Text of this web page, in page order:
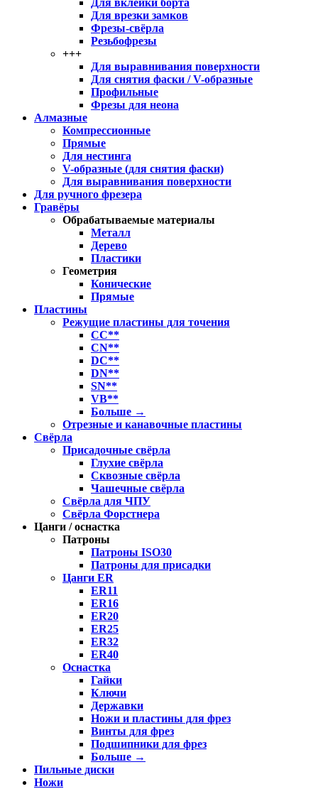
Для вклейки борта
Для врезки замков
Фрезы-свёрла
Резьбофрезы
+++
Для выравнивания поверхности
Для снятия фаски / V-образные
Профильные
Фрезы для неона
Алмазные
Компрессионные
Прямые
Для нестинга
V-образные (для снятия фаски)
Для выравнивания поверхности
Для ручного фрезера
Гравёры
Обрабатываемые материалы
Металл
Дерево
Пластики
Геометрия
Конические
Прямые
Пластины
Режущие пластины для точения
CC**
CN**
DC**
DN**
SN**
VB**
Больше →
Отрезные и канавочные пластины
Свёрла
Присадочные свёрла
Глухие свёрла
Сквозные свёрла
Чашечные свёрла
Свёрла для ЧПУ
Свёрла Форстнера
Цанги / оснастка
Патроны
Патроны ISO30
Патроны для присадки
Цанги ER
ER11
ER16
ER20
ER25
ER32
ER40
Оснастка
Гайки
Ключи
Державки
Ножи и пластины для фрез
Винты для фрез
Подшипники для фрез
Больше →
Пильные диски
Ножи